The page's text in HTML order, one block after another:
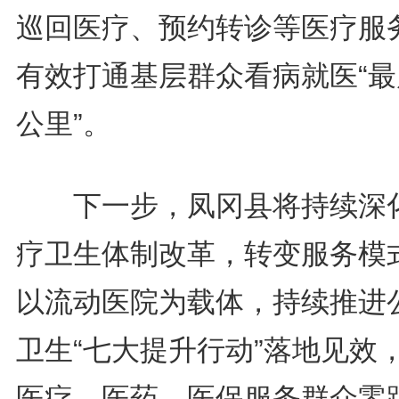
巡回医疗、预约转诊等医疗服
有效打通基层群众看病就医“
公里”。
下一步，凤冈县将持续深
疗卫生体制改革，转变服务模
以流动医院为载体，持续推进
卫生“七大提升行动”落地见效